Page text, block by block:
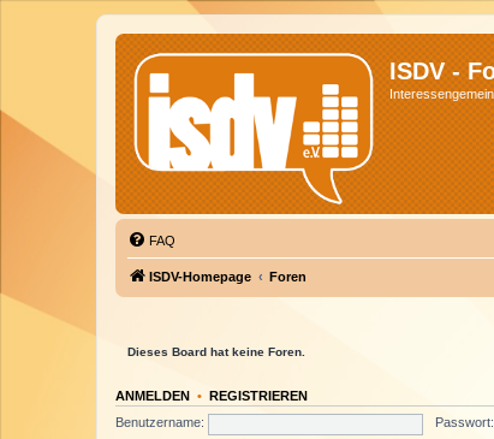
ISDV -
FAQ
ISDV-Homepage Foren
Dieses Board hat keine Foren.
ANMELDEN • REGISTRIEREN
Benutzername:
Passwort: